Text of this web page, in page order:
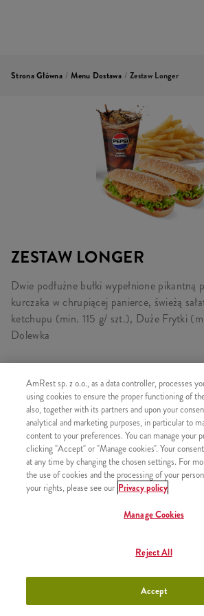
Strona Główna / Menu Dostawa / Zestaw Longer
ZESTAW LONGER
Dwie podłużne bułki wypełnione pikantną
kurczaka w chrupiącej panierce, świeżą
ketchupu (min. 115 g/ szt.), Duże Frytki
Dolewka
SKŁADA SIĘ Z
2x Longer
1x Duże Frytki
1x Wielka Dolewka
Twister Big Box
AmRest sp. z o.o., as a data controller, processes
using cookies to ensure the proper functioning of
also, together with its partners and upon your
analytical and marketing purposes, in particular to
content to your preferences. You can manage your
clicking "Accept" or "Manage cookies". Your
at any time by changing the chosen settings. For
the use of cookies and the processing of your
your rights, please see our Privacy policy
Manage Cookies
Reject All
Accept